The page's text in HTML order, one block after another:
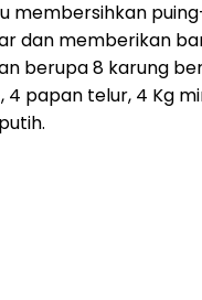
membersihkan
dan memberikan
berupa 8 karung
4 papan telur, 4 Kg